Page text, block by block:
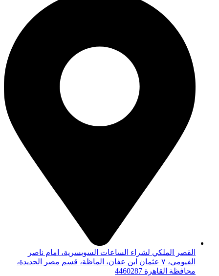
القصر الملكي لشراء الساعات السويسرية، امام ناصر
الفيومي، ٧ عثمان ابن عفان، الماظة، قسم مصر الجديدة،
محافظة القاهرة‬ 4460287